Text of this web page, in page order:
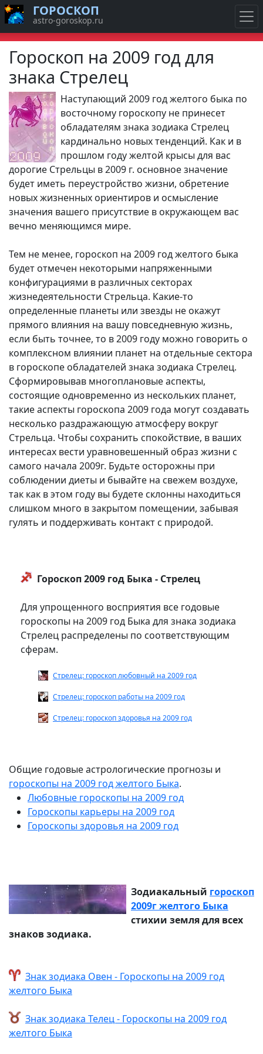
Гороскоп на 2009 год для
знака Стрелец
Наступающий 2009 год желтого быка по
восточному гороскопу не принесет
обладателям знака зодиака Стрелец
кардинально новых тенденций. Как и в
прошлом году желтой крысы для вас
дорогие Стрельцы в 2009 г. основное значение
будет иметь переустройство жизни, обретение
новых жизненных ориентиров и осмысление
значения вашего присутствие в окружающем вас
вечно меняющимся мире.
Тем не менее, гороскоп на 2009 год желтого быка
будет отмечен некоторыми напряженными
конфигурациями в различных секторах
жизнедеятельности Стрельца. Какие-то
определенные планеты или звезды не окажут
прямого влияния на вашу повседневную жизнь,
если быть точнее, то в 2009 году можно говорить о
комплексном влиянии планет на отдельные сектора
в гороскопе обладателей знака зодиака Стрелец.
Сформировывав многоплановые аспекты,
состоящие одновременно из нескольких планет,
такие аспекты гороскопа 2009 года могут создавать
несколько раздражающую атмосферу вокруг
Стрельца. Чтобы сохранить спокойствие, в ваших
интересах вести уравновешенный образ жизни с
самого начала 2009г. Будьте осторожны при
соблюдении диеты и бывайте на свежем воздухе,
так как в этом году вы будете склонны находиться
слишком много в закрытом помещении, забывая
гулять и поддерживать контакт с природой.
Гороскоп 2009 год Быка - Стрелец
Для упрощенного восприятия все годовые
гороскопы на 2009 год Быка для знака зодиака
Стрелец распределены по соответствующим
сферам.
Стрелец: гороскоп любовный на 2009 год
Стрелец: гороскоп работы на 2009 год
Стрелец: гороскоп здоровья на 2009 год
Общие годовые астрологические прогнозы и
гороскопы на 2009 год желтого Быка.
Любовные гороскопы на 2009 год
Гороскопы карьеры на 2009 год
Гороскопы здоровья на 2009 год
Зодиакальный гороскоп
2009г желтого Быка
стихии земля для всех
знаков зодиака.
Знак зодиака Овен - Гороскопы на 2009 год
желтого Быка
Знак зодиака Телец - Гороскопы на 2009 год
желтого Быка
ГОРОСКОП
astro-goroskop.ru